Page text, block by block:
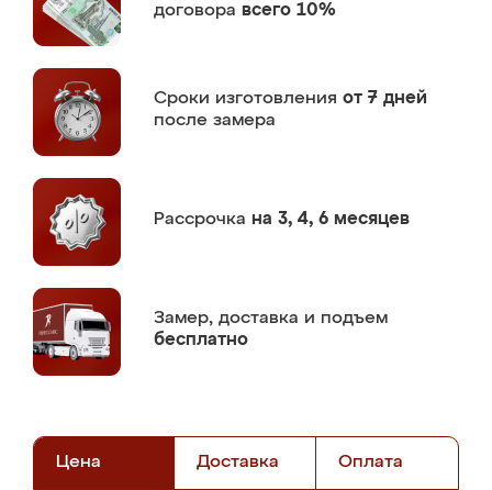
договора всего 10%
Сроки изготовления от 7 дней
после замера
Рассрочка на 3, 4, 6 месяцев
Замер, доставка и подъем
бесплатно
Цена Доставка Оплата